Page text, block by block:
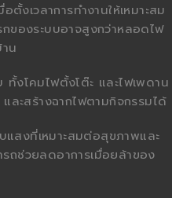
งเวลาการทำงานให้เหมาะสม
กของระบบอาจสูงกว่าหลอดไฟ
น
งโคมไฟตั้งโต๊ะ และไฟเพดาน
ะสร้างฉากไฟตามกิจกรรมได้
แสงที่เหมาะสมต่อสุขภาพและ
ถช่วยลดอาการเมื่อยล้าของ